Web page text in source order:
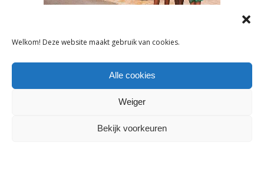
Welkom! Deze website maakt gebruik van cookies.
Alle cookies
Weiger
Bekijk voorkeuren
zien en kopen?